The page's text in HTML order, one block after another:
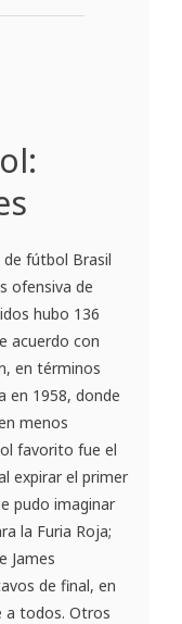
de fútbol Brasil
ofensiva de
hubo 136
acuerdo con
en términos
en 1958, donde
menos
favorito fue el
expirar el primer
pudo imaginar
la Furia Roja;
James
de final, en
a todos. Otros